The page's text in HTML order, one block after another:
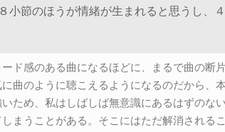
小節のほうが情緒が生まれると思うし、
ド感のある曲になるほどに、まるで曲の断
曲のように聴こえるようになるのだから、
ため、私はしばしば無意識にあるはずのな
まうことがある。そこにはただ解消される